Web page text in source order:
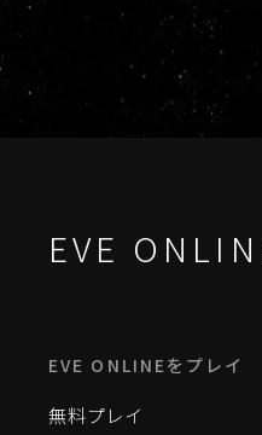
EVE
EVE ONLINEをプレイ
無料プレイ